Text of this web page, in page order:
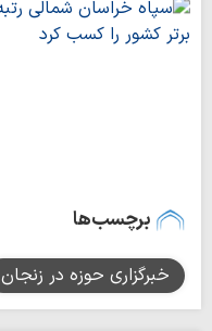
برچسب‌ها
خبرگزاری حوزه در زنجان